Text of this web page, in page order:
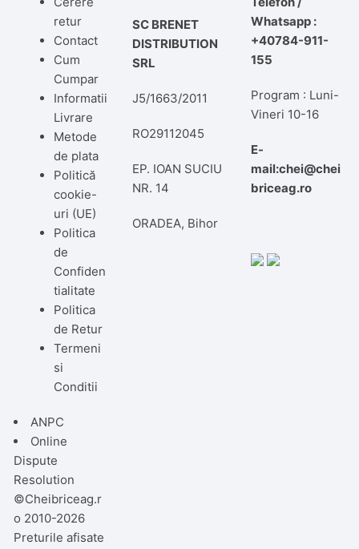
retur
Contact
Cum
Cumpar
Informatii
Livrare
Metode
de plata
Politică
cookie-
uri (UE)
Politica
de
Confiden
tialitate
Politica
de Retur
Termeni
si
Conditii
ANPC
Online
Dispute
Resolution
SC BRENET
DISTRIBUTION
SRL
J5/1663/2011
RO29112045
EP. IOAN SUCIU
NR. 14
ORADEA, Bihor
Whatsapp :
+40784-911-
155
Program : Luni-
Vineri 10-16
E-
mail:chei@chei
briceag.ro
©Cheibriceag.r
o 2010-2026
Preturile afisate